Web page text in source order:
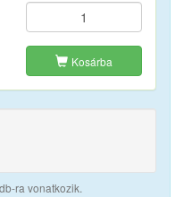
Kosárba
ra vonatkozik.